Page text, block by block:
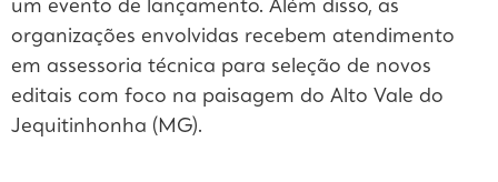
um evento de lançamento. Além disso, as
organizações envolvidas recebem atendimento
em assessoria técnica para seleção de novos
editais com foco na paisagem do Alto Vale do
Jequitinhonha (MG).